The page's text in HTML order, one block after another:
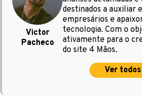
Victor
Pacheco
destinados a auxiliar
empresários e
tecnologia. Com o
ativamente para o
do site 4 Mãos.
Ver